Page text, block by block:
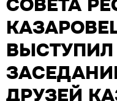
СОВЕТА
ДРУЗЕЙ